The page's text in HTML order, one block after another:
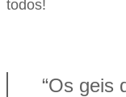
todos!
“Os geis